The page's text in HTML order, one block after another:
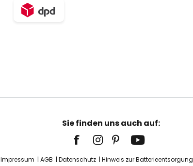
Sie finden uns auch auf:
Impressum AGB Datenschutz Hinweis zur Batterieentsorgung